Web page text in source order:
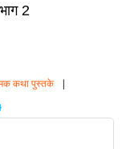
2
कथा पुस्तके |